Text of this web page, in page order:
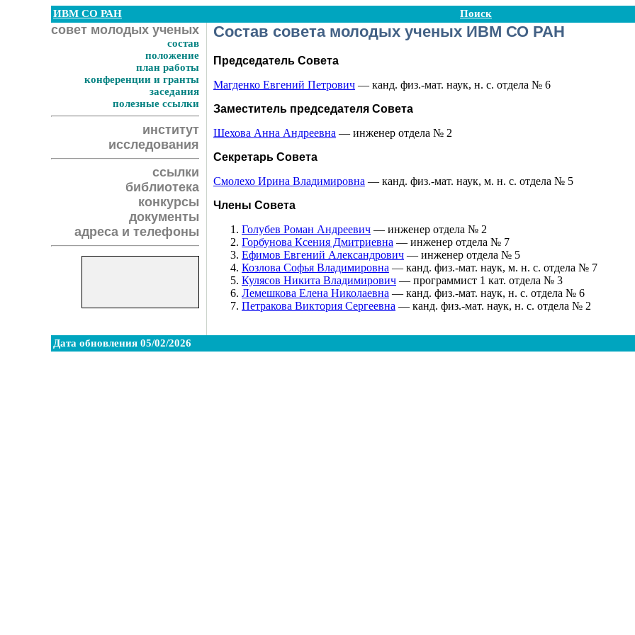
ИВМ СО РАН Поиск
совет молодых ученых
состав
положение
план работы
конференции и гранты
заседания
полезные ссылки
институт
исследования
ссылки
библиотека
конкурсы
документы
адреса и телефоны
Состав совета молодых ученых ИВМ СО РАН
Председатель Совета
Магденко Евгений Петрович — канд. физ.-мат. наук, н. с. отдела № 6
Заместитель председателя Совета
Шехова Анна Андреевна — инженер отдела № 2
Секретарь Совета
Смолехо Ирина Владимировна — канд. физ.-мат. наук, м. н. с. отдела № 5
Члены Совета
Голубев Роман Андреевич — инженер отдела № 2
Горбунова Ксения Дмитриевна — инженер отдела № 7
Ефимов Евгений Александрович — инженер отдела № 5
Козлова Софья Владимировна — канд. физ.-мат. наук, м. н. с. отдела № 7
Кулясов Никита Владимирович — программист 1 кат. отдела № 3
Лемешкова Елена Николаевна — канд. физ.-мат. наук, н. с. отдела № 6
Петракова Виктория Сергеевна — канд. физ.-мат. наук, н. с. отдела № 2
Дата обновления 05/02/2026